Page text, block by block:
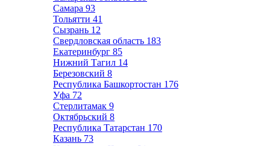
Самара 93
Тольятти 41
Сызрань 12
Свердловская область 183
Екатеринбург 85
Нижний Тагил 14
Березовский 8
Республика Башкортостан 176
Уфа 72
Стерлитамак 9
Октябрьский 8
Республика Татарстан 170
Казань 73